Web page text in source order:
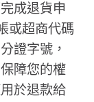
成退貨申
或超商代碼
證字號，
障您的權
於退款給